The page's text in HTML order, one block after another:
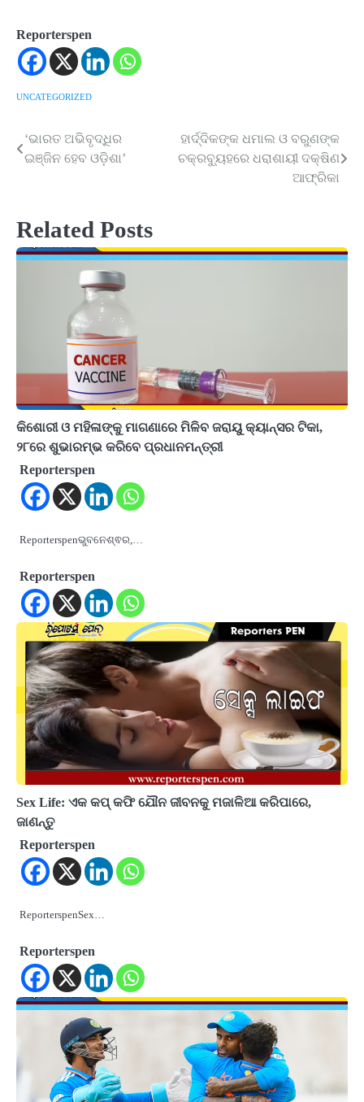
Reporterspen
UNCATEGORIZED
Post
navigation
‘ଭାରତ ଅଭିବୃଦ୍ଧିର
ଇଞ୍ଜିନ ହେବ ଓଡ଼ିଶା’
ହାର୍ଦ୍ଦିକଙ୍କ ଧମାଲ ଓ ବରୁଣଙ୍କ
ଚକ୍ରବ୍ୟୁହରେ ଧରାଶାୟୀ ଦକ୍ଷିଣ
ଆଫ୍ରିକା
Related Posts
କିଶୋରୀ ଓ ମହିଳାଙ୍କୁ ମାଗଣାରେ ମିଳିବ ଜରାୟୁ କ୍ୟାନ୍‌ସର ଟିକା,
୨୮ରେ ଶୁଭାରମ୍ଭ କରିବେ ପ୍ରଧାନମନ୍ତ୍ରୀ
Reporterspen
Reporterspenଭୁବନେଶ୍ଵର,…
Reporterspen
Sex Life: ଏକ କପ୍ କଫି ଯୌନ ଜୀବନକୁ ମଜାଳିଆ କରିପାରେ,
ଜାଣନ୍ତୁ
Reporterspen
ReporterspenSex…
Reporterspen